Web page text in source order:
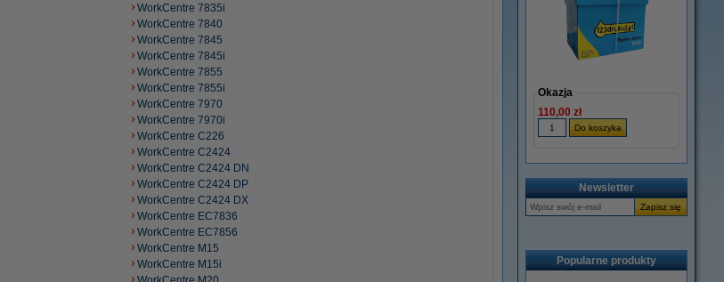
WorkCentre 7835i
WorkCentre 7840
WorkCentre 7845
WorkCentre 7845i
WorkCentre 7855
WorkCentre 7855i
WorkCentre 7970
WorkCentre 7970i
WorkCentre C226
WorkCentre C2424
WorkCentre C2424 DN
WorkCentre C2424 DP
WorkCentre C2424 DX
WorkCentre EC7836
WorkCentre EC7856
WorkCentre M15
WorkCentre M15i
Okazja
110,00 zł
Newsletter
Popularne produkty